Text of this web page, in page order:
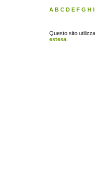
A B C D E F G H I
Questo sito
estesa